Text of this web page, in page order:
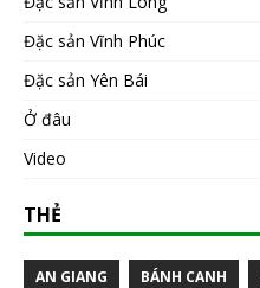
Đặc sản Vĩnh Phúc
Đặc sản Yên Bái
Ở đâu
Video
THẺ
AN GIANG BÁNH CANH